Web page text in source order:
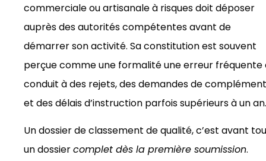
commerciale ou artisanale à risques doit déposer
auprès des autorités compétentes avant de
démarrer son activité. Sa constitution est souvent
perçue comme une formalité une erreur fréquente
conduit à des rejets, des demandes de
et des délais d’instruction parfois supérieurs à un an.
Un dossier de classement de qualité, c’est avant
un dossiercomplet dès la première soumission.